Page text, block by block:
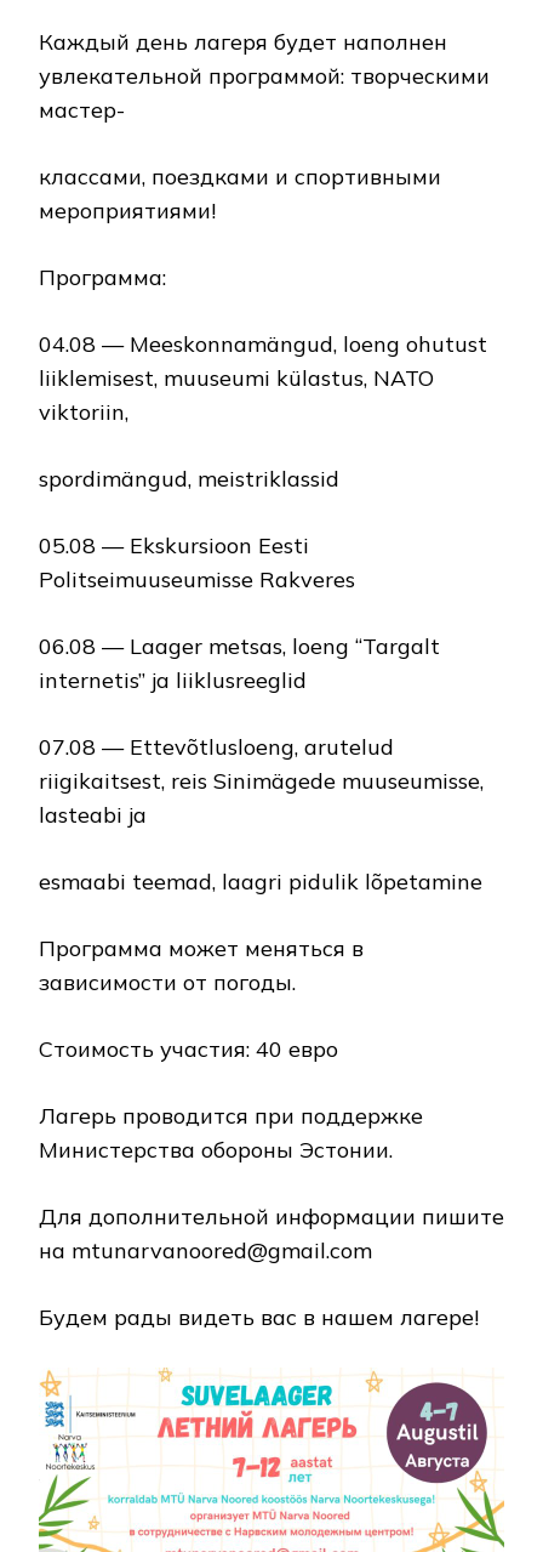
Каждый день лагеря будет наполнен
увлекательной программой: творческими
мастер-
классами, поездками и спортивными
мероприятиями!
Программа:
04.08 — Meeskonnamängud, loeng ohutust
liiklemisest, muuseumi külastus, NATO
viktoriin,
spordimängud, meistriklassid
05.08 — Ekskursioon Eesti
Politseimuuseumisse Rakveres
06.08 — Laager metsas, loeng “Targalt
internetis” ja liiklusreeglid
07.08 — Ettevõtlusloeng, arutelud
riigikaitsest, reis Sinimägede muuseumisse,
lasteabi ja
esmaabi teemad, laagri pidulik lõpetaminе
Программа может меняться в
зависимости от погоды.
Стоимость участия: 40 евро
Лагерь проводится при поддержке
Министерства обороны Эстонии.
Для дополнительной информации пишите
на mtunarvanoored@gmail.com
Будем рады видеть вас в нашем лагере!